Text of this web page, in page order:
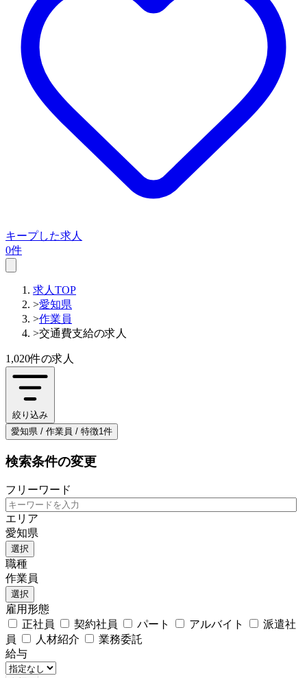
キープした求人
0件
求人TOP
>愛知県
>作業員
>交通費支給の求人
1,020件の求人
絞り込み
愛知県 / 作業員 / 特徴1件
検索条件の変更
フリーワード
エリア
愛知県
選択
職種
作業員
選択
雇用形態
正社員
契約社員 パート アルバイト
派遣社
員
人材紹介
業務委託
給与